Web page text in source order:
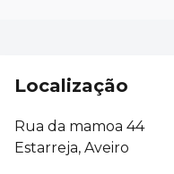
Localização
Rua da mamoa 44
Estarreja, Aveiro